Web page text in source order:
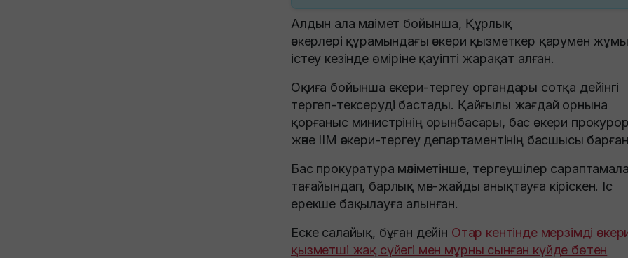
Алдын ала мәлімет бойынша, Құрлық
әскерлері құрамындағы әскери қызметкер қарумен
істеу кезінде өміріне қауіпті жарақат алған.
Оқиға бойынша әскери-тергеу органдары сотқа дейінгі
тергеп-тексеруді бастады. Қайғылы жағдай орнына
қорғаныс министрінің орынбасары, бас әскери
және ІІМ әскери-тергеу департаментінің басшысы
Бас прокуратура мәліметінше, тергеушілер
тағайындап, барлық мән-жайды анықтауға кіріскен. Іс
ерекше бақылауға алынған.
Еске салайық, бұған дейін Отар кентінде мерзімді
қызметші жақ сүйегі мен мұрны сынған күйде бөтен